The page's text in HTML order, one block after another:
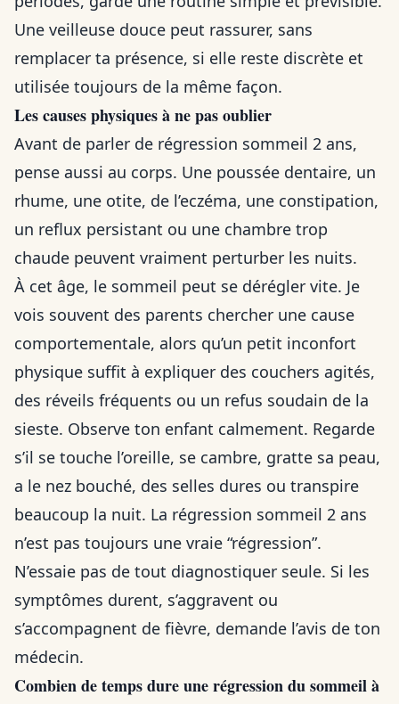
Une veilleuse douce peut rassurer, sans
remplacer ta présence, si elle reste discrète et
utilisée toujours de la même façon.
Les causes physiques à ne pas oublier
Avant de parler de régression sommeil 2 ans,
pense aussi au corps. Une poussée dentaire, un
rhume, une otite, de l’eczéma, une constipation,
un reflux persistant ou une chambre trop
chaude peuvent vraiment perturber les nuits.
À cet âge, le sommeil peut se dérégler vite. Je
vois souvent des parents chercher une cause
comportementale, alors qu’un petit inconfort
physique suffit à expliquer des couchers agités,
des réveils fréquents ou un refus soudain de la
sieste. Observe ton enfant calmement. Regarde
s’il se touche l’oreille, se cambre, gratte sa peau,
a le nez bouché, des selles dures ou transpire
beaucoup la nuit. La régression sommeil 2 ans
n’est pas toujours une vraie “régression”.
N’essaie pas de tout diagnostiquer seule. Si les
symptômes durent, s’aggravent ou
s’accompagnent de fièvre, demande l’avis de ton
médecin.
Combien de temps dure une régression du sommeil à